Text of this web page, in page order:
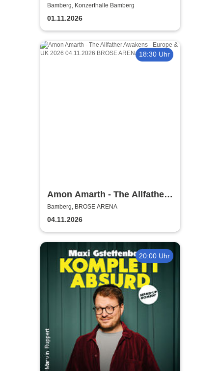
Einaudi von Jonah Stabe
Bamberg, Konzerthalle Bamberg
01.11.2026
18:30 Uhr
Amon Amarth - The Allfather
Awakens - Europe & UK 2026
Bamberg, BROSE ARENA
04.11.2026
20:00 Uhr